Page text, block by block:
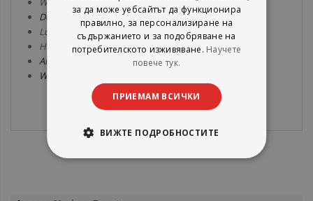
Dear Aaron;
Luna and the Lie;
Hands Down;
All Rhodes Lead Here;
When Gracie Met The Grump.
за да може уебсайтът да функционира
правилно, за персонализиране на
съдържанието и за подобряване на
потребителското изживяване. Научете
повече тук.
ПРИЕМАМ ВСИЧКИ
ВИЖТЕ ПОДРОБНОСТИТЕ